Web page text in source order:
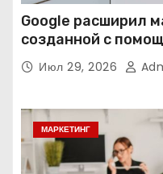
Google расширил
созданной с
интеллекта
Июл 29, 2026
МАРКЕТИНГ